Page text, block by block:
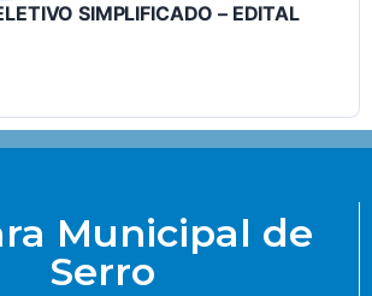
SIMPLIFICADO – EDITAL
Municipal de
Serro